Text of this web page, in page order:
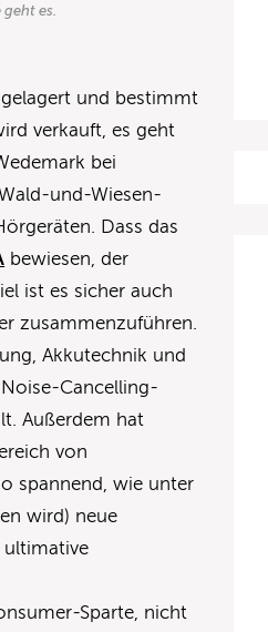
es.
und bestimmt
verkauft, es geht
bei
und-Wiesen-
Dass das
bewiesen, der
ist es sicher auch
zusammenzuführen.
Akkutechnik und
Cancelling-
Außerdem hat
von
spannend, wie unter
wird) neue
ultimative
Sparte, nicht